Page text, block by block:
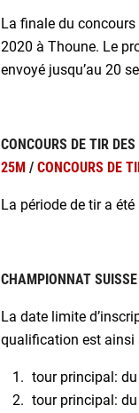
La finale du
2020 à Thoune. Le
envoyé jusqu’au 20
CONCOURS DE TIR
25M/ CONCOURS DE
La période de tir a
CHAMPIONNAT
La date limite
qualification est ainsi
tour principal:
tour principal: